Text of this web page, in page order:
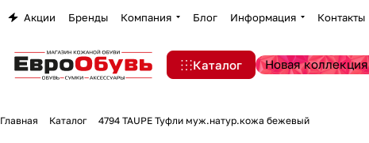
Акции Бренды Компания Блог Информация Контакты
Каталог Новая коллекция
Главная Каталог 4794 TAUPE Туфли муж.натур.кожа бежевый